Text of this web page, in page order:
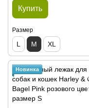
Купить
Размер
L M XL
Новинка